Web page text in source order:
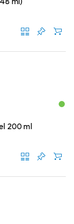
200 ml